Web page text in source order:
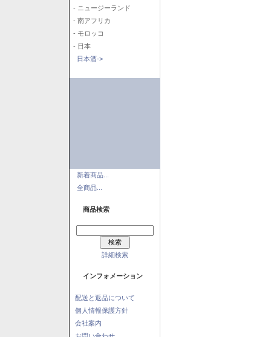
- ニュージーランド
- 南アフリカ
- モロッコ
- 日本
日本酒->
新着商品...
全商品...
商品検索
詳細検索
インフォメーション
配送と返品について
個人情報保護方針
会社案内